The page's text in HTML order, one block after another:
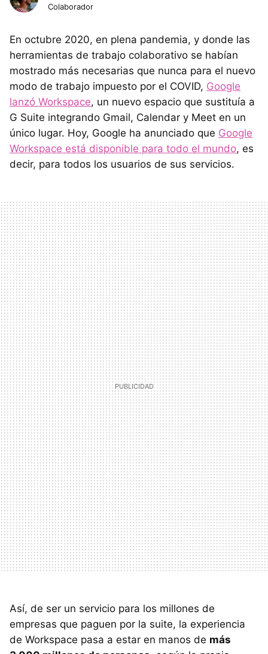
Colaborador
En octubre 2020, en plena pandemia, y donde las
herramientas de trabajo colaborativo se habían
mostrado más necesarias que nunca para el nuevo
modo de trabajo impuesto por el COVID, Google
lanzó Workspace, un nuevo espacio que sustituía a
G Suite integrando Gmail, Calendar y Meet en un
único lugar. Hoy, Google ha anunciado que Google
Workspace está disponible para todo el mundo, es
decir, para todos los usuarios de sus servicios.
Así, de ser un servicio para los millones de
empresas que paguen por la suite, la experiencia
de Workspace pasa a estar en manos de más